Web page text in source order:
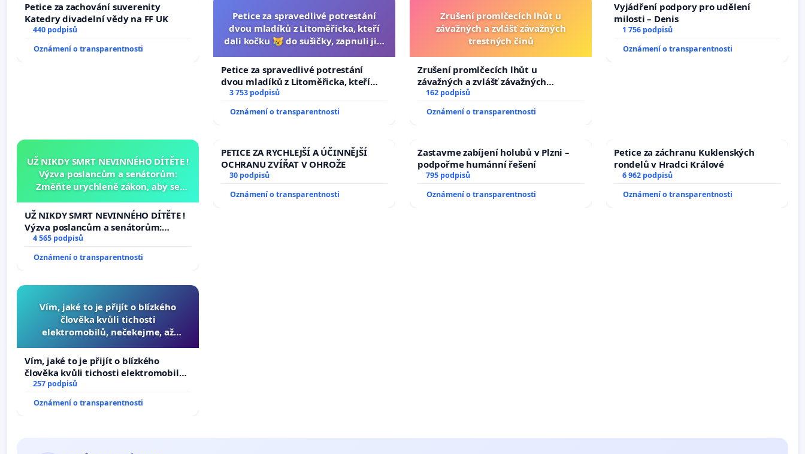
Petice za zachování suverenity
Katedry divadelní vědy na FF UK
440 podpisů
Oznámení o transparentnosti
Petice za spravedlivé potrestání
dvou mladíků z Litoměřicka, kteří
dali kočku 😿 do sušičky, zapnuli ji a
Petice za spravedlivé potrestání
dvou mladíků z Litoměřicka, kteří
dali kočku 😿 do sušičky, zapnuli ji a
umírání zvířete natočili.
3 753 podpisů
Oznámení o transparentnosti
Zrušení promlčecích lhůt u
závažných a zvlášť závažných
trestných činů
Zrušení promlčecích lhůt u
závažných a zvlášť závažných
trestných činů
162 podpisů
Oznámení o transparentnosti
Vyjádření podpory pro udělení
milosti – Denis
1 756 podpisů
Oznámení o transparentnosti
UŽ NIKDY SMRT NEVINNÉHO DÍTĚTE !
Výzva poslancům a senátorům:
Změňte urychleně zákon, aby se
opakovat!
UŽ NIKDY SMRT NEVINNÉHO DÍTĚTE !
Výzva poslancům a senátorům:
Změňte urychleně zákon, aby se
tragédie malé Viktorky už nemohla
opakovat!
4 565 podpisů
Oznámení o transparentnosti
PETICE ZA RYCHLEJŠÍ A ÚČINNĚJŠÍ
OCHRANU ZVÍŘAT V OHROŽE
30 podpisů
Oznámení o transparentnosti
Zastavme zabíjení holubů v Plzni –
podpořme humánní řešení
795 podpisů
Oznámení o transparentnosti
Petice za záchranu Kuklenských
rondelů v Hradci Králové
6 962 podpisů
Oznámení o transparentnosti
Vím, jaké to je přijít o blízkého
člověka kvůli tichosti
elektromobilů, nečekejme, až
auta!
Vím, jaké to je přijít o blízkého
člověka kvůli tichosti elektromobilů,
nečekejme, až přibydou další,
zaveďme slyšitelná auta!
257 podpisů
Oznámení o transparentnosti